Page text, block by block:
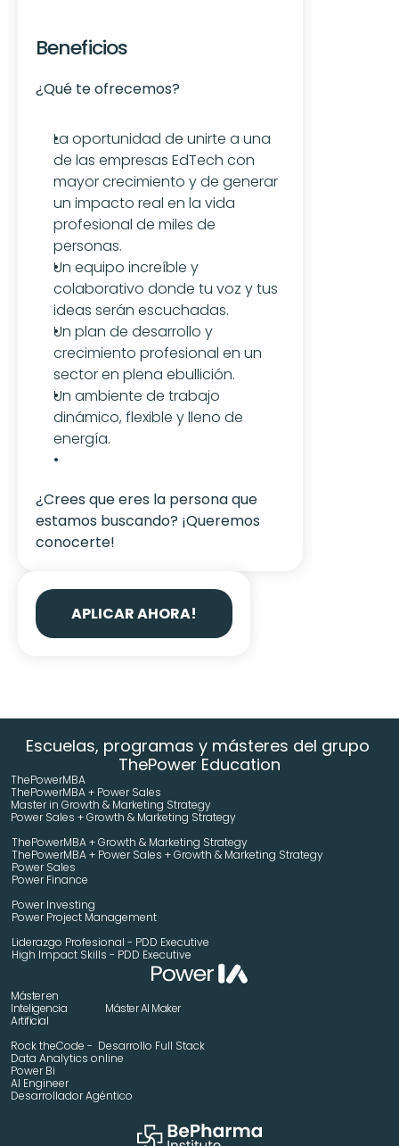
Beneficios
¿Qué te ofrecemos?
La oportunidad de unirte a una
de las empresas EdTech con
mayor crecimiento y de generar
un impacto real en la vida
profesional de miles de
personas.
Un equipo increíble y
colaborativo donde tu voz y tus
ideas serán escuchadas.
Un plan de desarrollo y
crecimiento profesional en un
sector en plena ebullición.
Un ambiente de trabajo
dinámico, flexible y lleno de
energía.
¿Crees que eres la persona que
estamos buscando? ¡Queremos
conocerte!
APLICAR AHORA!
Escuelas, programas y másteres del grupo
ThePower Education
ThePowerMBA
ThePowerMBA + Power Sales
Master in Growth & Marketing Strategy
Power Sales + Growth & Marketing Strategy
ThePowerMBA + Growth & Marketing Strategy
ThePowerMBA + Power Sales + Growth & Marketing Strategy
Power Sales
Power Finance
Power Investing
Power Project Management
Liderazgo Profesional - PDD Executive
High Impact Skills - PDD Executive
Máster en
Inteligencia
Artificial
Máster AI Maker
Rock theCode -  Desarrollo Full Stack
Data Analytics online
Power Bi
AI Engineer
Desarrollador Agéntico